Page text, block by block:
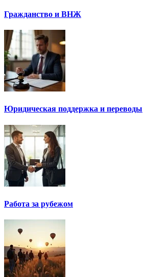
Гражданство и ВНЖ
Юридическая поддержка и переводы
Работа за рубежом